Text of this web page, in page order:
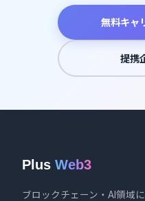
無料キャ
提携
Plus Web3
ブロックチェーン・AI領域